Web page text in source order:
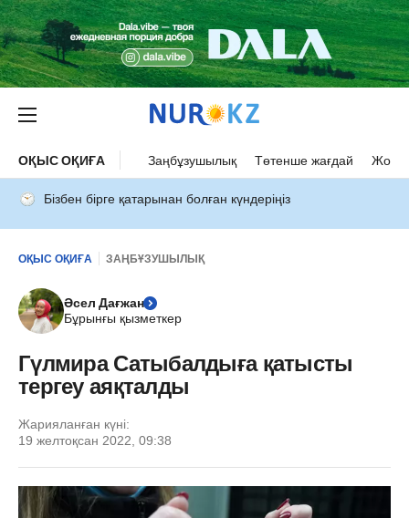
ОҚЫС ОҚИҒА Заңбұзушылық Төтенше жағдай Жол
Бізбен бірге қатарынан болған күндеріңіз
ОҚЫС ОҚИҒА ЗАҢБҰЗУШЫЛЫҚ
Әсел Дағжан
Бұрынғы қызметкер
Гүлмира Сатыбалдыға қатысты
тергеу аяқталды
Жарияланған күні:
19 желтоқсан 2022, 09:38